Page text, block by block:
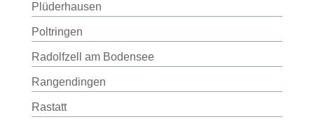
Plüderhausen
Poltringen
Radolfzell am Bodensee
Rangendingen
Rastatt